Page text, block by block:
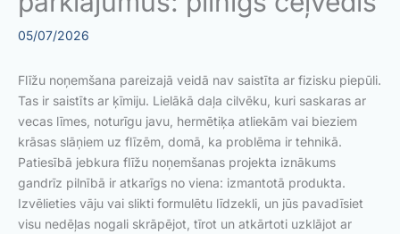
05/07/2026
Flīžu noņemšana pareizajā veidā nav saistīta ar fizisku piepūli.
Tas ir saistīts ar ķīmiju. Lielākā daļa cilvēku, kuri saskaras ar
vecas līmes, noturīgu javu, hermētiķa atliekām vai bieziem
krāsas slāņiem uz flīzēm, domā, ka problēma ir tehnikā.
Patiesībā jebkura flīžu noņemšanas projekta iznākums
gandrīz pilnībā ir atkarīgs no viena: izmantotā produkta.
Izvēlieties vāju vai slikti formulētu līdzekli, un jūs pavadīsiet
visu nedēļas nogali skrāpējot, tīrot un atkārtoti uzklājot ar